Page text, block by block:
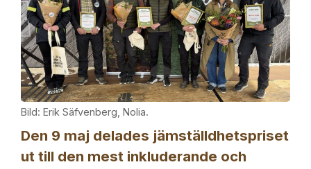
Bild: Erik Säfvenberg, Nolia.
Den 9 maj delades jämställdhetspriset
ut till den mest inkluderande och